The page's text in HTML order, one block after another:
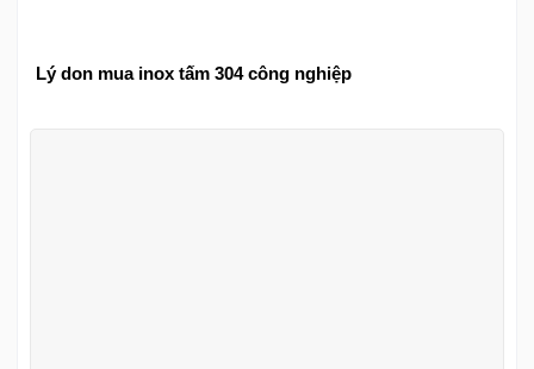
Lý don mua inox tấm 304 công nghiệp